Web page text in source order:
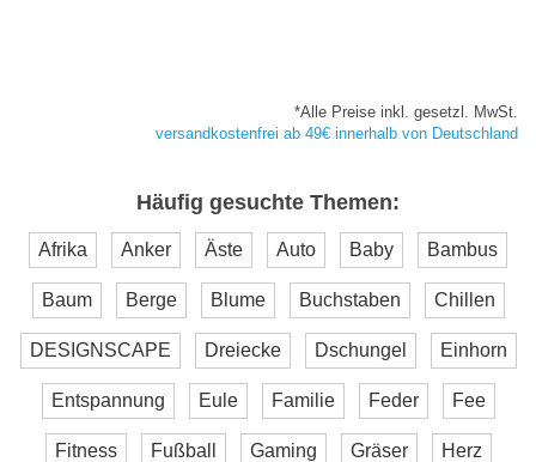
*Alle Preise inkl. gesetzl. MwSt.
versandkostenfrei ab 49€ innerhalb von Deutschland
Häufig gesuchte Themen:
Afrika Anker Äste Auto Baby Bambus
Baum Berge Blume Buchstaben Chillen
DESIGNSCAPE Dreiecke Dschungel Einhorn
Entspannung Eule Familie Feder Fee
Fitness Fußball Gaming Gräser Herz